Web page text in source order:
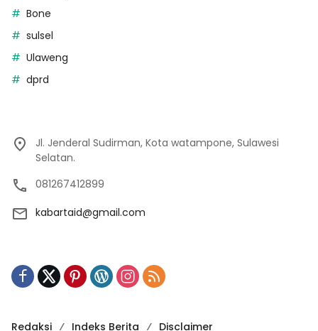
Bone
sulsel
Ulaweng
dprd
Jl. Jenderal Sudirman, Kota watampone, Sulawesi
Selatan.
081267412899
kabartaid@gmail.com
Redaksi Indeks Berita Disclaimer